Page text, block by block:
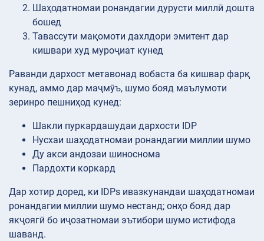
Шаҳодатномаи ронандагии дурусти миллӣ дошта
бошед
Тавассути мақомоти дахлдори эмитент дар
кишвари худ муроҷиат кунед
Раванди дархост метавонад вобаста ба кишвар фарқ
кунад, аммо дар маҷмӯъ, шумо бояд маълумоти
зеринро пешниҳод кунед:
Шакли пуркардашудаи дархости IDP
Нусхаи шаҳодатномаи ронандагии миллии шумо
Ду акси андозаи шиноснома
Пардохти коркард
Дар хотир доред, ки IDPs ивазкунандаи шаҳодатномаи
ронандагии миллии шумо нестанд; онҳо бояд дар
якҷоягӣ бо иҷозатномаи эътибори шумо истифода
шаванд.